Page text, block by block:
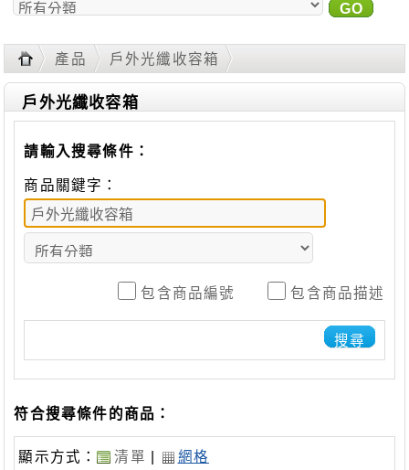
GO
產品
戶外光纖收容箱
戶外光纖收容箱
請輸入搜尋條件：
商品關鍵字：
包含商品編號 包含商品描述
搜尋
符合搜尋條件的商品：
顯示方式： 清單
網格